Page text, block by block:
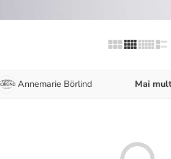
Annemarie Börlind Mai